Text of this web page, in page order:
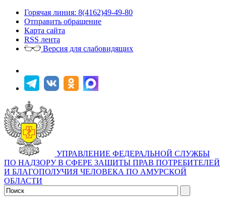
Горячая линия: 8(4162)49-49-80
Отправить обращение
Карта сайта
RSS лента
Версия для слабовидящих
УПРАВЛЕНИЕ ФЕДЕРАЛЬНОЙ СЛУЖБЫ
ПО НАДЗОРУ В СФЕРЕ ЗАЩИТЫ ПРАВ ПОТРЕБИТЕЛЕЙ
И БЛАГОПОЛУЧИЯ ЧЕЛОВЕКА ПО АМУРСКОЙ
ОБЛАСТИ